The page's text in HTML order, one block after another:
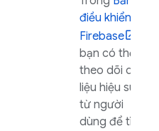
điều khiển
Firebase
bạn có thể
theo dõi dữ
liệu hiệu suất
từ người
dùng để tìm